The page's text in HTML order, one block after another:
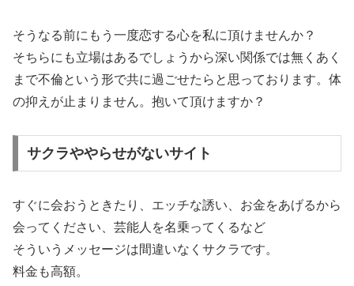
そうなる前にもう一度恋する心を私に頂けませんか？
そちらにも立場はあるでしょうから深い関係では無くあく
まで不倫という形で共に過ごせたらと思っております。体
の抑えが止まりません。抱いて頂けますか？
サクラややらせがないサイト
すぐに会おうときたり、エッチな誘い、お金をあげるから
会ってください、芸能人を名乗ってくるなど
そういうメッセージは間違いなくサクラです。
料金も高額。